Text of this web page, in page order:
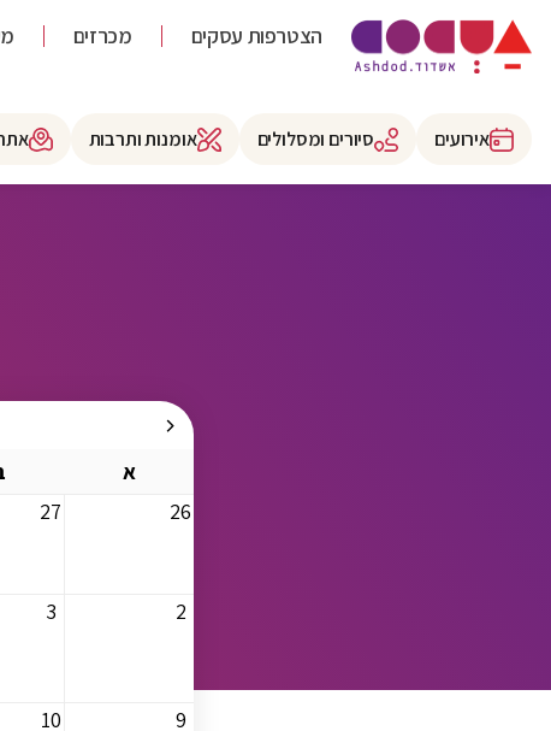
הצטרפות עסקים מכרזים
אירועים סיורים ומסלולים אומנות ותרבות
א
26
27
2
3
9
10